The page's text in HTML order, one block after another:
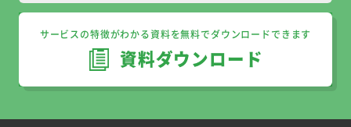
サービスの特徴がわかる資料を無料でダウンロードできます
資料ダウンロード